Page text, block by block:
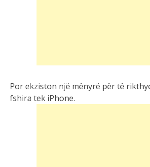
Por ekziston një mënyrë për të
fshira tek iPhone.